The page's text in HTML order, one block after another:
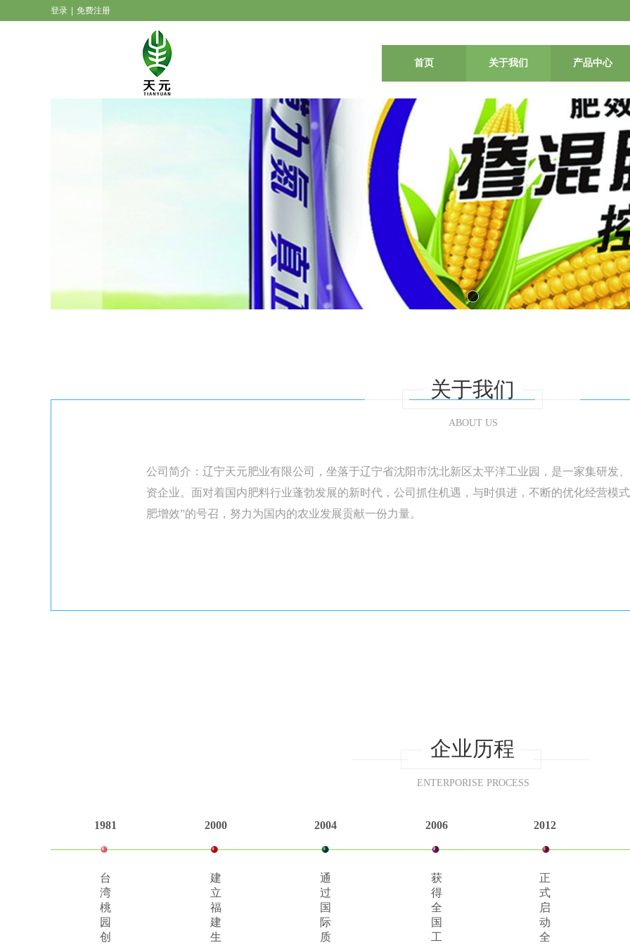
首页 关于我们 产品中心
登录 免费注册
关于我们
ABOUT US
公司简介：辽宁天元肥业有限公司，坐落于辽宁省沈阳市沈北新区太平洋工业园，是一家集研发
资企业。面对着国内肥料行业蓬勃发展的新时代，公司抓住机遇，与时俱进，不断的优化经营模
肥增效”的号召，努力为国内的农业发展贡献一份力量。
企业历程
ENTERPORISE PROCESS
1981 2000 2004 2006 2012
台
湾
桃
园
创
建
立
福
建
生
通
过
国
际
质
获
得
全
国
工
正
式
启
动
全